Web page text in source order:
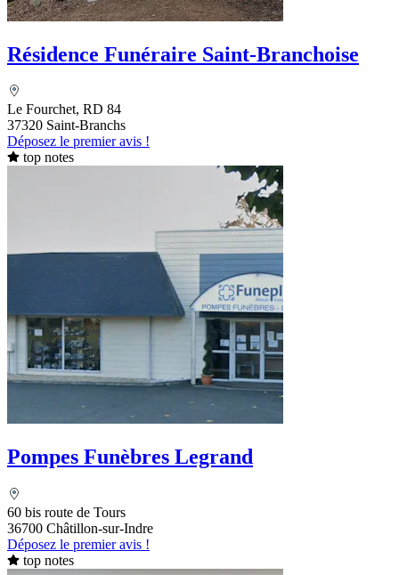
Résidence Funéraire Saint-Branchoise
Le Fourchet, RD 84
37320 Saint-Branchs
Déposez le premier avis !
top notes
Pompes Funèbres Legrand
60 bis route de Tours
36700 Châtillon-sur-Indre
Déposez le premier avis !
top notes